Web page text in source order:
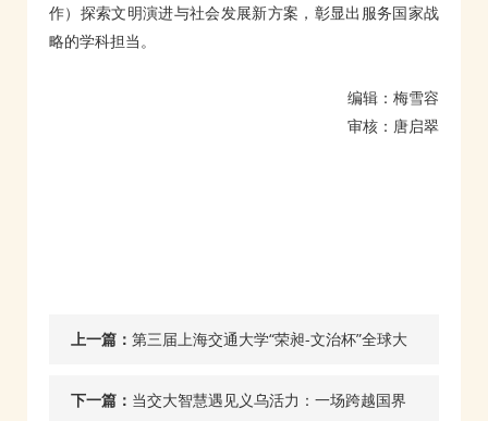
作）探索文明演进与社会发展新方案，彰显出服务国家战
略的学科担当。
编辑：梅雪容
审核：唐启翠
上一篇： 第三届上海交通大学“荣昶-文治杯”全球大
学生诗词大赛“墨韵古香”雅集暨颁奖典礼即
下一篇： 当交大智慧遇见义乌活力：一场跨越国界